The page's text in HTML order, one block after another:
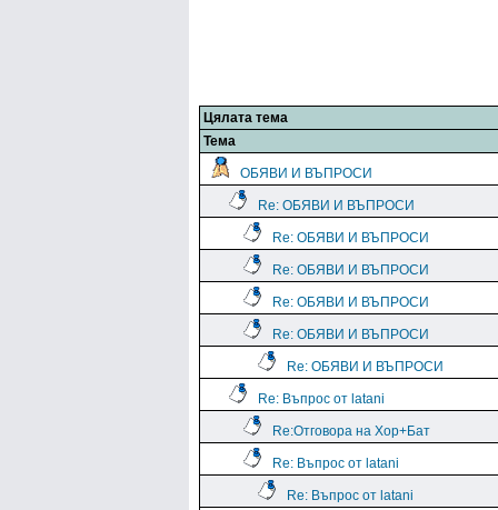
Цялата тема
Тема
ОБЯВИ И ВЪПРОСИ
Re: ОБЯВИ И ВЪПРОСИ
Re: ОБЯВИ И ВЪПРОСИ
Re: ОБЯВИ И ВЪПРОСИ
Re: ОБЯВИ И ВЪПРОСИ
Re: ОБЯВИ И ВЪПРОСИ
Re: ОБЯВИ И ВЪПРОСИ
Re: Въпрос от latani
Re:Отговора на Хор+Бат
Re: Въпрос от latani
Re: Въпрос от latani